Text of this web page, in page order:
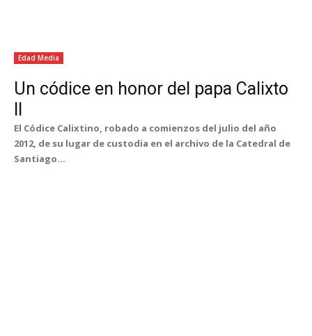
Edad Media
Un códice en honor del papa Calixto
El Códice Calixtino, robado a comienzos del julio del año
2012, de su lugar de custodia en el archivo de la Catedral de
Santiago...